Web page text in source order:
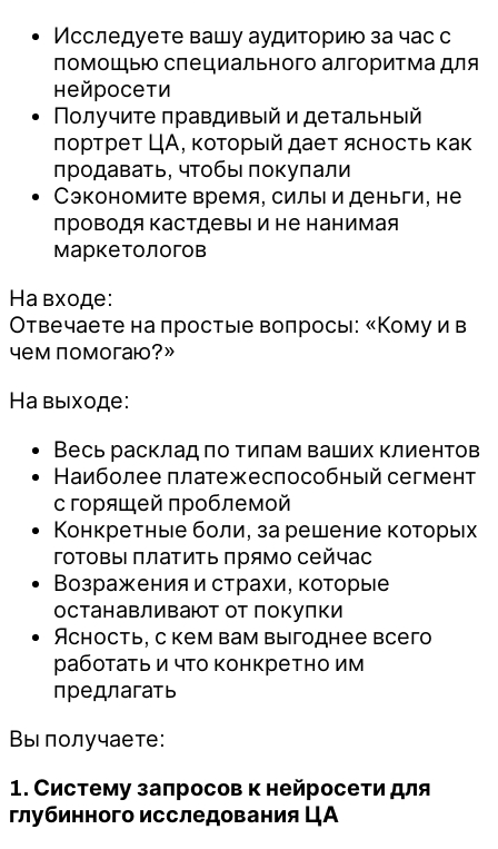
Исследуете вашу аудиторию за час с
помощью специального алгоритма для
нейросети
Получите правдивый и детальный
портрет ЦА, который дает ясность как
продавать, чтобы покупали
Сэкономите время, силы и деньги, не
проводя кастдевы и не нанимая
маркетологов
На входе:
Отвечаете на простые вопросы: «Кому и в
чем помогаю?»
На выходе:
Весь расклад по типам ваших клиентов
Наиболее платежеспособный сегмент
с горящей проблемой
Конкретные боли, за решение которых
готовы платить прямо сейчас
Возражения и страхи, которые
останавливают от покупки
Ясность, с кем вам выгоднее всего
работать и что конкретно им
предлагать
Вы получаете:
1. Систему запросов к нейросети для
глубинного исследования ЦА